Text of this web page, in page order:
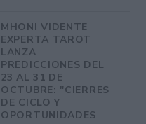
MHONI VIDENTE
EXPERTA TAROT
LANZA
PREDICCIONES DEL
23 AL 31 DE
OCTUBRE: "CIERRES
DE CICLO Y
OPORTUNIDADES